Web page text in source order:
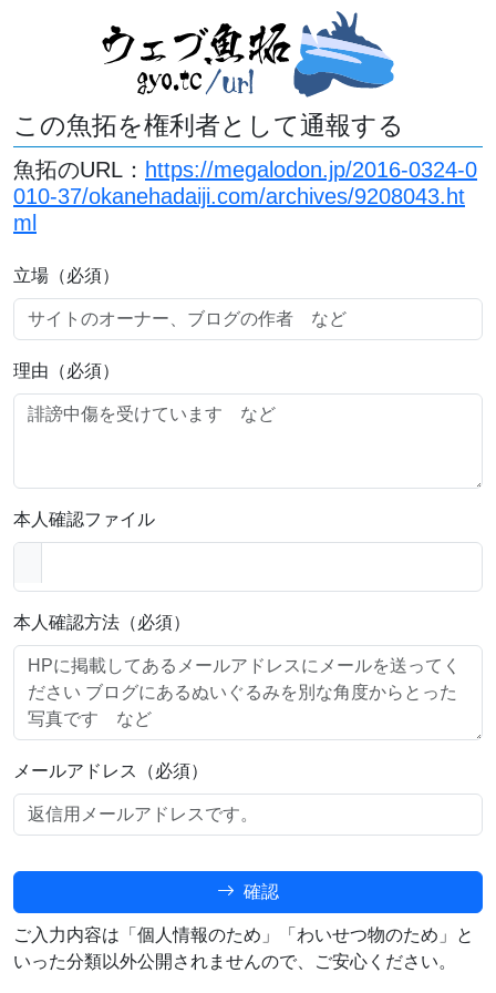
この魚拓を権利者として通報する
魚拓のURL： https://megalodon.jp/2016-0324-0
010-37/okanehadaiji.com/archives/9208043.ht
ml
立場（必須）
理由（必須）
本人確認ファイル
本人確認方法（必須）
メールアドレス（必須）
確認
ご入力内容は「個人情報のため」「わいせつ物のため」と
いった分類以外公開されませんので、ご安心ください。